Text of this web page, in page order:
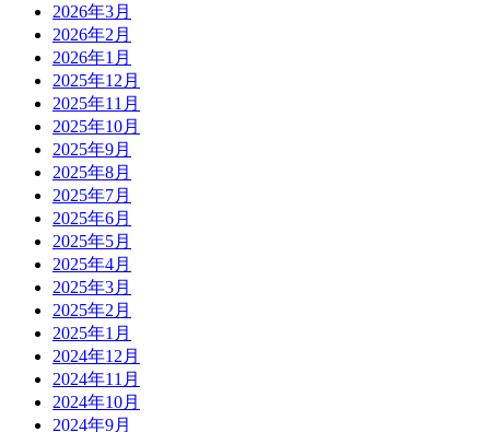
2026年3月
2026年2月
2026年1月
2025年12月
2025年11月
2025年10月
2025年9月
2025年8月
2025年7月
2025年6月
2025年5月
2025年4月
2025年3月
2025年2月
2025年1月
2024年12月
2024年11月
2024年10月
2024年9月